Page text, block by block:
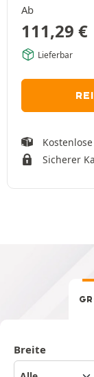
Ab
111,29 €
Lieferbar
Sicherer
Breite